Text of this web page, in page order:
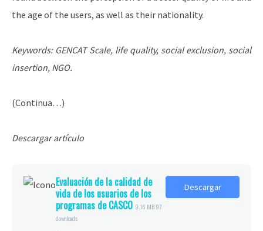
the age of the users, as well as their nationality.
Keywords: GENCAT Scale, life quality, social exclusion, social
insertion, NGO.
(Continua…)
Descargar artículo
Evaluación de la calidad de
vida de los usuarios de los
programas de CASCO 9.16 MB97
downloads
Descargar